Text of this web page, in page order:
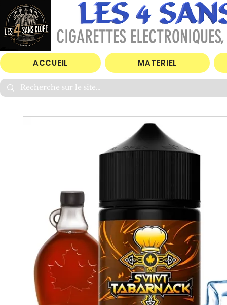
CIGARETTES
ACCUEIL MATERIEL